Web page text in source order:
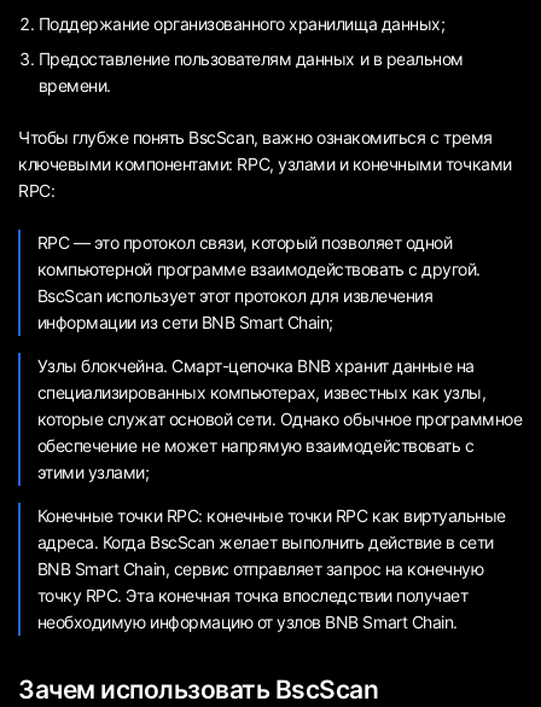
Поддержание организованного хранилища данных;
Предоставление пользователям данных и в реальном
времени.
Чтобы глубже понять BscScan, важно ознакомиться с тремя
ключевыми компонентами: RPC, узлами и конечными точками
RPC:
RPC — это протокол связи, который позволяет одной
компьютерной программе взаимодействовать с другой.
BscScan использует этот протокол для извлечения
информации из сети BNB Smart Chain;
Узлы блокчейна. Смарт-цепочка BNB хранит данные на
специализированных компьютерах, известных как узлы,
которые служат основой сети. Однако обычное программное
обеспечение не может напрямую взаимодействовать с
этими узлами;
Конечные точки RPC: конечные точки RPC как виртуальные
адреса. Когда BscScan желает выполнить действие в сети
BNB Smart Chain, сервис отправляет запрос на конечную
точку RPC. Эта конечная точка впоследствии получает
необходимую информацию от узлов BNB Smart Chain.
Зачем использовать BscScan